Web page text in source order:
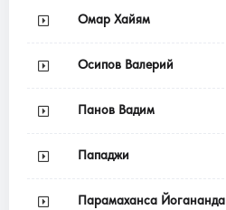
Омар Хайям
Осипов Валерий
Панов Вадим
Пападжи
Парамаханса Йогананда